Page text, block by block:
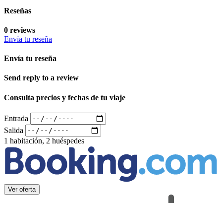
Reseñas
0 reviews
Envía tu reseña
Envía tu reseña
Send reply to a review
Consulta precios y fechas de tu viaje
Entrada
Salida
1 habitación, 2 huéspedes
Ver oferta